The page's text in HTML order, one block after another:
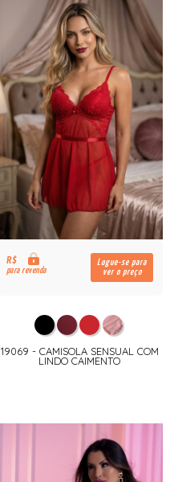
R$
para revenda
Logue-se para
ver o preço
19069 - CAMISOLA SENSUAL COM
LINDO CAIMENTO